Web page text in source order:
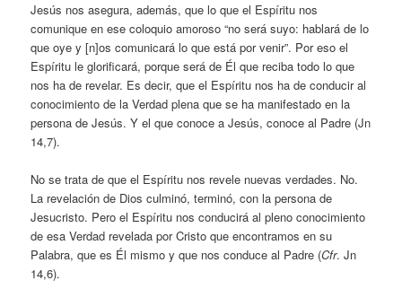
Jesús nos asegura, además, que lo que el Espíritu nos
comunique en ese coloquio amoroso “no será suyo: hablará de lo
que oye y [n]os comunicará lo que está por venir”. Por eso el
Espíritu le glorificará, porque será de Él que reciba todo lo que
nos ha de revelar. Es decir, que el Espíritu nos ha de conducir al
conocimiento de la Verdad plena que se ha manifestado en la
persona de Jesús. Y el que conoce a Jesús, conoce al Padre (Jn
14,7).
No se trata de que el Espíritu nos revele nuevas verdades. No.
La revelación de Dios culminó, terminó, con la persona de
Jesucristo. Pero el Espíritu nos conducirá al pleno conocimiento
de esa Verdad revelada por Cristo que encontramos en su
Palabra, que es Él mismo y que nos conduce al Padre (Cfr. Jn
14,6).